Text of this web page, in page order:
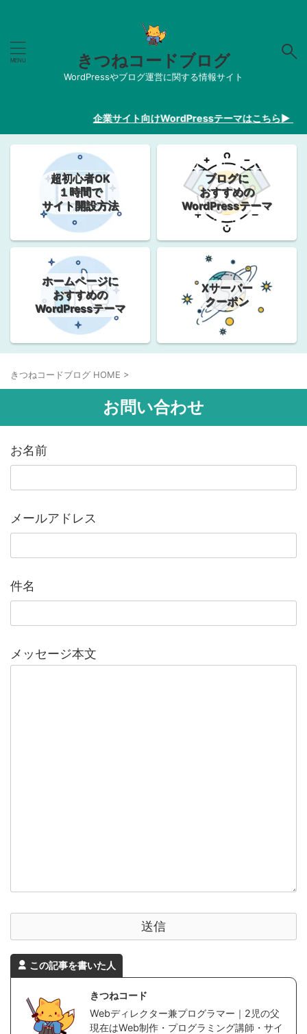
きつねコードブログ
WordPressやブログ運営に関する情報サイト
企業サイト向けWordPressテーマはこちら▶︎【
超初心者OK
１時間で
サイト開設方法
ブログに
おすすめの
WordPressテーマ
ホームページに
おすすめの
WordPressテーマ
Xサーバー
クーポン
きつねコードブログ HOME >
お問い合わせ
お名前
メールアドレス
件名
メッセージ本文
この記事を書いた人
きつねコード
Webディレクター兼プログラマー｜2児の父
現在はWeb制作・プログラミング講師・サイ